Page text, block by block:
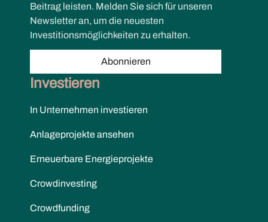
Beitrag leisten. Melden Sie sich für unseren
Newsletter an, um die neuesten
Investitionsmöglichkeiten zu erhalten.
Abonnieren
Investieren
In Unternehmen investieren
Anlageprojekte ansehen
Erneuerbare Energieprojekte
Crowdinvesting
Crowdfunding